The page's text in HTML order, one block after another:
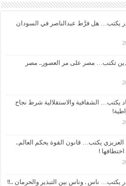
يكتب… هل فرَّط عبدالناصر في السودان
تكتب… مصر على مر العصور.. مصر
يكتب… الشفافية والاستقلالية شرط نجاح
يكتب… قانون القوة يحكم العالم..
!
يكتب… ناس . وناس بين التبذير والحرمان ..!!